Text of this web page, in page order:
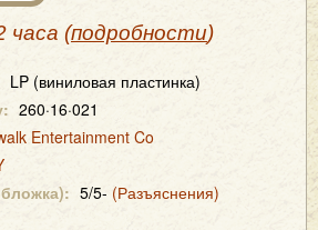
часа (подробности)
LP (виниловая пластинка)
260·16·021
Entertainment Co
5/5- (Разъяснения)